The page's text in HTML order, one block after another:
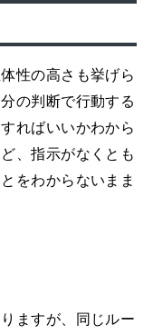
性の高さも挙げら
の判断で行動する
ればいいかわから
、指示がなくとも
をわからないまま
ますが、同じルー